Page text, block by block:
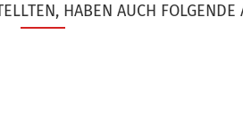
HABEN AUCH FOLGENDE